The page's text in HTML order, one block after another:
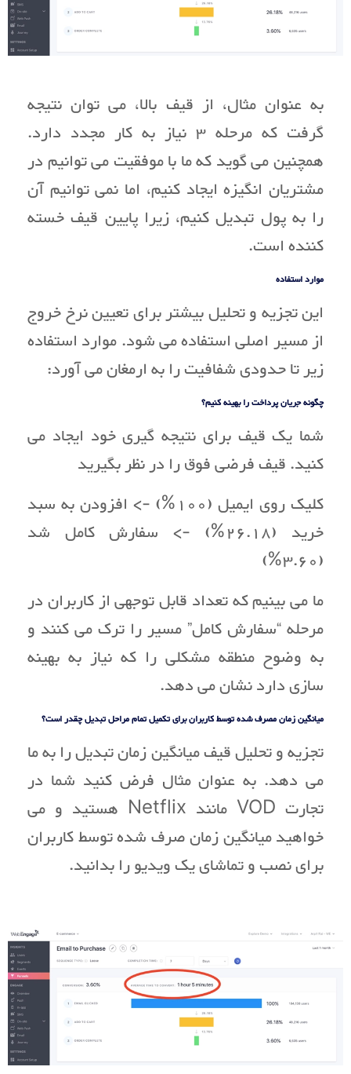
به عنوان مثال، از قیف بالا، می توان نتیجه
گرفت که مرحله 3 نیاز به کار مجدد دارد.
همچنین می گوید که ما با موفقیت می توانیم در
مشتریان انگیزه ایجاد کنیم، اما نمی توانیم آن
را به پول تبدیل کنیم، زیرا پایین قیف خسته
کننده است.
موارد استفاده
این تجزیه و تحلیل بیشتر برای تعیین نرخ خروج
از مسیر اصلی استفاده می شود. موارد استفاده
زیر تا حدودی شفافیت را به ارمغان می آورد:
چگونه جریان پرداخت را بهینه کنیم؟
شما یک قیف برای نتیجه گیری خود ایجاد می
کنید. قیف فرضی فوق را در نظر بگیرید
کلیک روی ایمیل (100%) -> افزودن به سبد
خرید (26.18%) -> سفارش کامل شد
(3.60%)
ما می بینیم که تعداد قابل توجهی از کاربران در
مرحله “سفارش کامل” مسیر را ترک می کنند و
به وضوح منطقه مشکلی را که نیاز به بهینه
سازی دارد نشان می دهد.
میانگین زمان مصرف شده توسط کاربران برای تکمیل تمام مراحل تبدیل چقدر است؟
تجزیه و تحلیل قیف میانگین زمان تبدیل را به ما
می دهد. به عنوان مثال فرض کنید شما در
تجارت VOD مانند Netflix هستید و می
خواهید میانگین زمان صرف شده توسط کاربران
برای نصب و تماشای یک ویدیو را بدانید.